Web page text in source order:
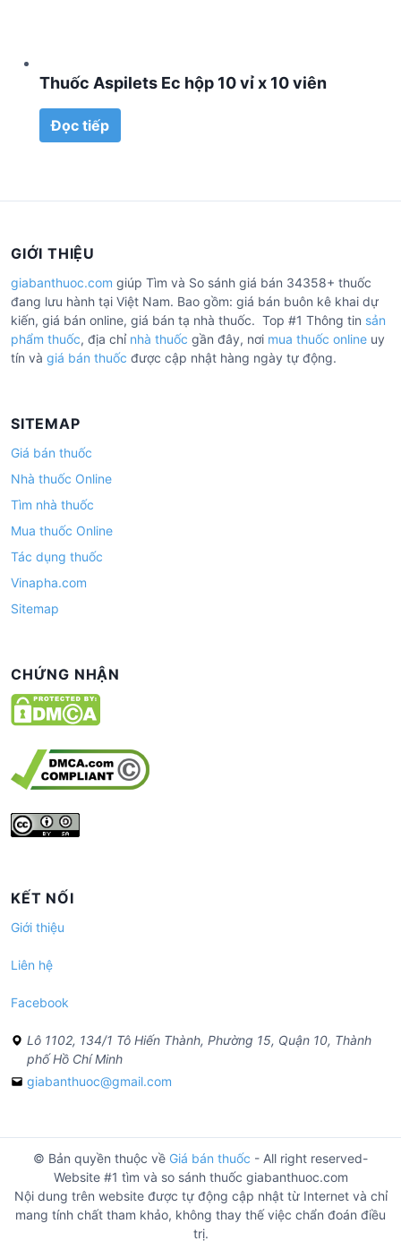
Thuốc Aspilets Ec hộp 10 vỉ x 10 viên
Đọc tiếp
GIỚI THIỆU
giabanthuoc.com giúp Tìm và So sánh giá bán 34358+ thuốc
đang lưu hành tại Việt Nam. Bao gồm: giá bán buôn kê khai dự
kiến, giá bán online, giá bán tạ nhà thuốc. Top #1 Thông tin sản
phẩm thuốc, địa chỉ nhà thuốc gần đây, nơi mua thuốc online uy
tín và giá bán thuốc được cập nhật hàng ngày tự động.
SITEMAP
Giá bán thuốc
Nhà thuốc Online
Tìm nhà thuốc
Mua thuốc Online
Tác dụng thuốc
Vinapha.com
Sitemap
CHỨNG NHẬN
KẾT NỐI
Giới thiệu
Liên hệ
Facebook
Lô 1102, 134/1 Tô Hiến Thành, Phường 15, Quận 10, Thành
phố Hồ Chí Minh
giabanthuoc@gmail.com
© Bản quyền thuộc về Giá bán thuốc - All right reserved-
Website #1 tìm và so sánh thuốc giabanthuoc.com
Nội dung trên website được tự động cập nhật từ Internet và chỉ
mang tính chất tham khảo, không thay thế việc chẩn đoán điều
trị.